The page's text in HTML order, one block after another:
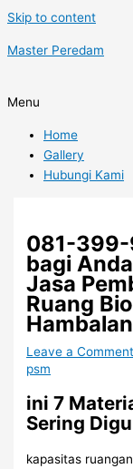
Skip to content
Master Peredam
Menu
Home
Gallery
Hubungi Kami
081-
bagi
Jasa
Ruang
Leave a Comment
psm
ini 7
Sering
kapasitas